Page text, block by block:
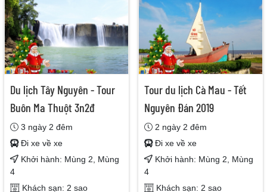
Du lịch Tây Nguyên - Tour
Buôn Ma Thuột 3n2đ
3 ngày 2 đêm
Đi xe về xe
Khởi hành: Mùng 2, Mùng
4
Khách sạn: 2 sao
Tour du lịch Cà Mau - Tết
Nguyên Đán 2019
2 ngày 2 đêm
Đi xe về xe
Khởi hành: Mùng 2, Mùng
4
Khách sạn: 2 sao